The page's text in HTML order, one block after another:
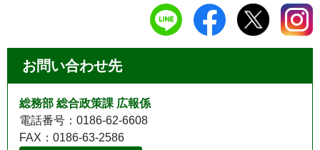
お問い合わせ先
総務部 総合政策課 広報係
電話番号：0186-62-6608
FAX：0186-63-2586